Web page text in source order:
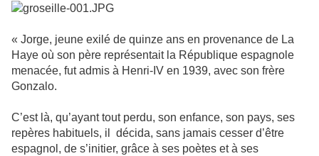
« Jorge, jeune exilé de quinze ans en provenance de La
Haye où son père représentait la République espagnole
menacée, fut admis à Henri-IV en 1939, avec son frère
Gonzalo.
C’est là, qu’ayant tout perdu, son enfance, son pays, ses
repères habituels, il décida, sans jamais cesser d’être
espagnol, de s’initier, grâce à ses poètes et à ses